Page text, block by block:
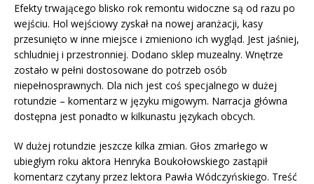
Efekty trwającego blisko rok remontu widoczne są od razu po
wejściu. Hol wejściowy zyskał na nowej aranżacji, kasy
przesunięto w inne miejsce i zmieniono ich wygląd. Jest jaśniej,
schludniej i przestronniej. Dodano sklep muzealny. Wnętrze
zostało w pełni dostosowane do potrzeb osób
niepełnosprawnych. Dla nich jest coś specjalnego w dużej
rotundzie – komentarz w języku migowym. Narracja główna
dostępna jest ponadto w kilkunastu językach obcych.
W dużej rotundzie jeszcze kilka zmian. Głos zmarłego w
ubiegłym roku aktora Henryka Boukołowskiego zastąpił
komentarz czytany przez lektora Pawła Wódczyńskiego. Treść